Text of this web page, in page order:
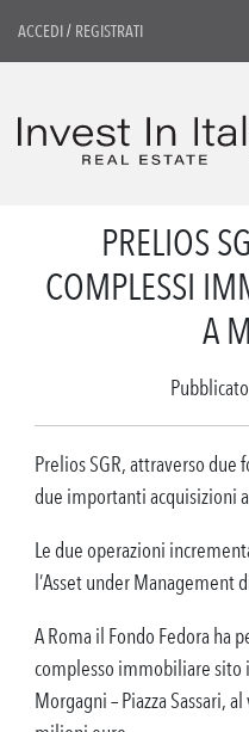
ACCEDI/ REGISTRATI
PRELIOS
COMPLESSI
A
Prelios SGR, attraverso
due importanti acquisizioni
Le due operazioni
l’Asset under Management
A Roma il Fondo Fedora ha
complesso immobiliare sito
Morgagni – Piazza Sassari,